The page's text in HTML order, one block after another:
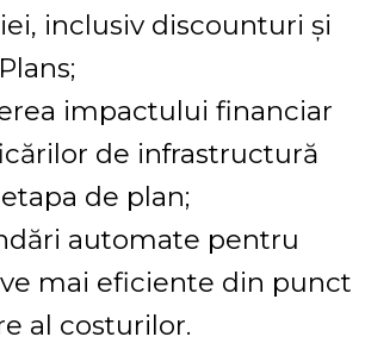
inclusiv discounturi și
impactului financiar
de infrastructură
de plan;
automate pentru
mai eficiente din punct
al costurilor.